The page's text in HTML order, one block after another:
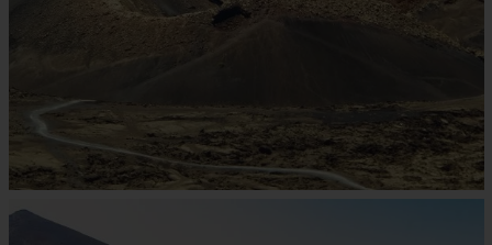
1 HOTEL AUF DER INSEL